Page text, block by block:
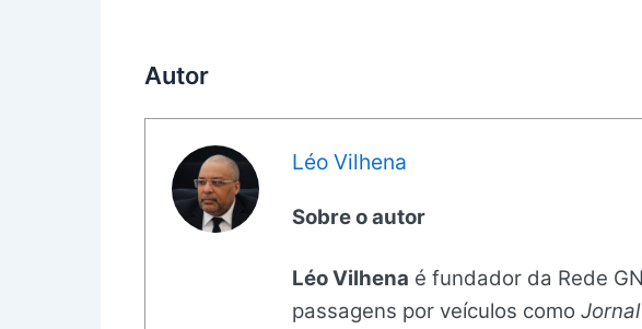
Autor
Léo Vilhena
Sobre o autor
Léo Vilhena é fundador da Rede
passagens por veículos como